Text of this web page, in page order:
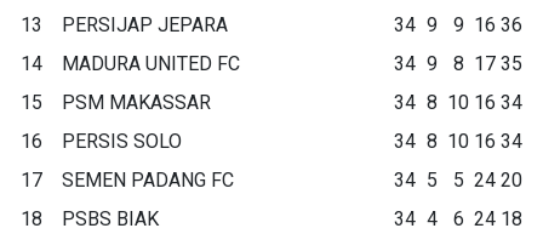
13
PERSIJAP JEPARA 34 9 9 16 36
14
MADURA UNITED FC 34 9 8 17 35
15
PSM MAKASSAR 34 8 10 16 34
16
PERSIS SOLO 34 8 10 16 34
17
SEMEN PADANG FC 34 5 5 24 20
18
PSBS BIAK 34 4 6 24 18